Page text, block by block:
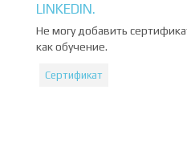
LINKEDIN.
Не могу добавить
как обучение.
Сертификат